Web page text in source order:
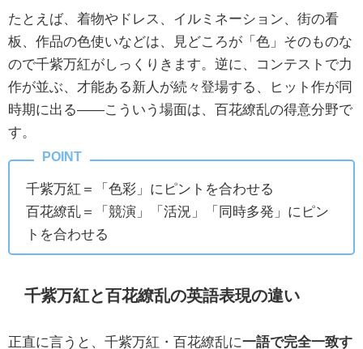
たとえば、着物やドレス、イルミネーション、街の看
板、作品の色使いなどは、見どころが「色」そのものな
ので千紫万紅がしっくりきます。逆に、コンテストで力
作が並ぶ、才能ある新人が続々登場する、ヒット作が同
時期に出る——こういう場面は、百花繚乱の得意分野で
す。
千紫万紅＝「色彩」にピントを合わせる
百花繚乱＝「競演」「活況」「同時多発」にピン
トを合わせる
千紫万紅と百花繚乱の英語表現の違い
正直に言うと、千紫万紅・百花繚乱に一語で完全一致す